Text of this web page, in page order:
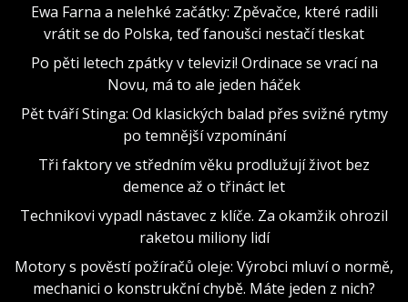
Ewa Farna a nelehké začátky: Zpěvačce, které radili
vrátit se do Polska, teď fanoušci nestačí tleskat
Po pěti letech zpátky v televizi! Ordinace se vrací na
Novu, má to ale jeden háček
Pět tváří Stinga: Od klasických balad přes svižné rytmy
po temnější vzpomínání
Tři faktory ve středním věku prodlužují život bez
demence až o třináct let
Technikovi vypadl nástavec z klíče. Za okamžik ohrozil
raketou miliony lidí
Motory s pověstí požíračů oleje: Výrobci mluví o normě,
mechanici o konstrukční chybě. Máte jeden z nich?